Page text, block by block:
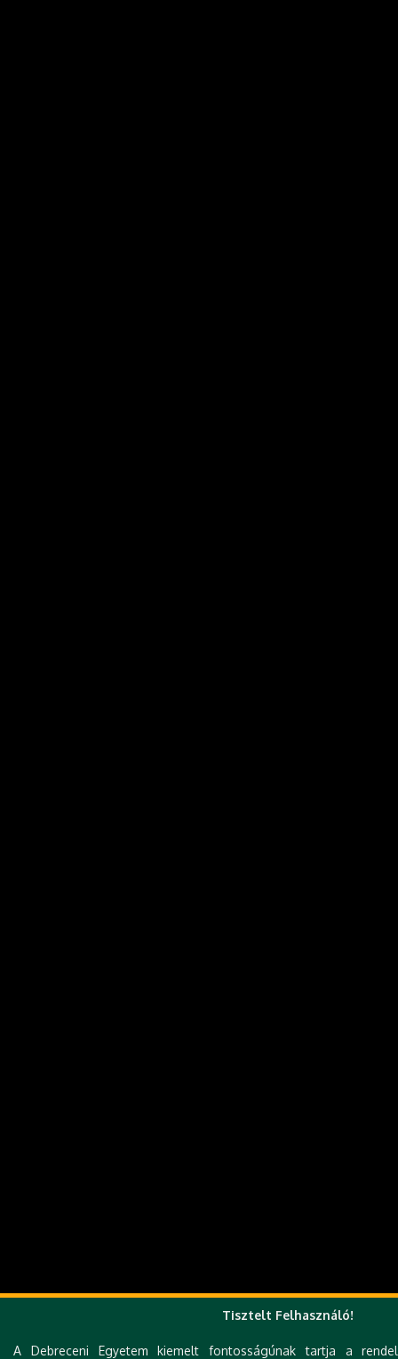
Tisztelt Felhasználó!
A Debreceni Egyetem kiemelt fontosságúnak tartja a